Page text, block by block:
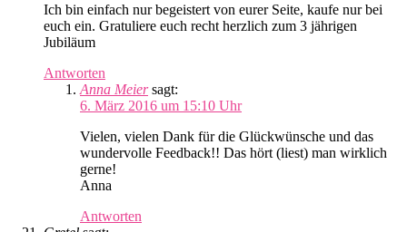
Ich bin einfach nur begeistert von eurer Seite, kaufe nur bei
euch ein. Gratuliere euch recht herzlich zum 3 jährigen
Jubiläum
Antworten
Anna Meier sagt:
6. März 2016 um 15:10 Uhr
Vielen, vielen Dank für die Glückwünsche und das
wundervolle Feedback!! Das hört (liest) man wirklich
gerne!
Anna
Antworten